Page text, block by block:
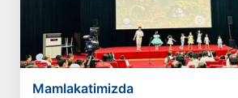
Mamlakatimizda